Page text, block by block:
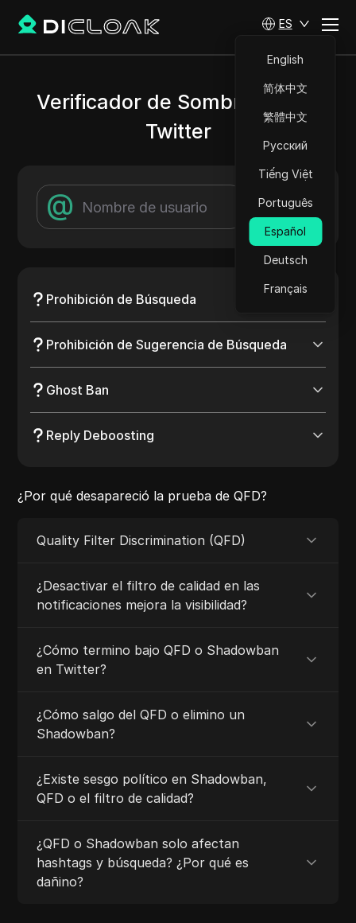
ES
English
简体中文
繁體中文
Русский
Tiếng Việt
Português
Español
Deutsch
Français
Verificador de Sombreado de
Twitter
@ Verificar
Prohibición de Búsqueda
Prohibición de Sugerencia de Búsqueda
Ghost Ban
Reply Deboosting
¿Por qué desapareció la prueba de QFD?
Quality Filter Discrimination (QFD)
¿Desactivar el filtro de calidad en las
notificaciones mejora la visibilidad?
¿Cómo termino bajo QFD o Shadowban
en Twitter?
¿Cómo salgo del QFD o elimino un
Shadowban?
¿Existe sesgo político en Shadowban,
QFD o el filtro de calidad?
¿QFD o Shadowban solo afectan
hashtags y búsqueda? ¿Por qué es
dañino?